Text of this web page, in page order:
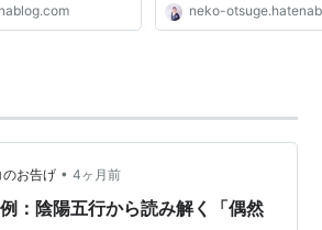
neko-
のお告げ • 4ヶ月前
：陰陽五行から読み解く「偶然